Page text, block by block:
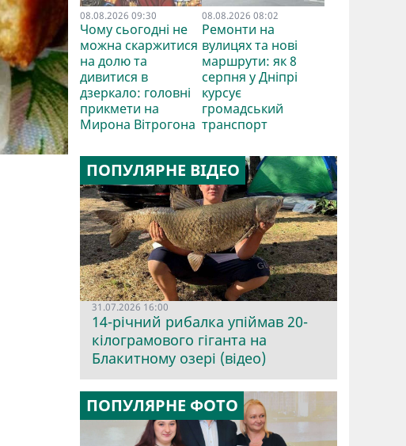
08.08.2026 09:30
Чому сьогодні не
можна скаржитися
на долю та
дивитися в
дзеркало: головні
прикмети на
Мирона Вітрогона
08.08.2026 08:02
Ремонти на
вулицях та нові
маршрути: як 8
серпня у Дніпрі
курсує
громадський
транспорт
ПОПУЛЯРНЕ ВІДЕО
31.07.2026 16:00
14-річний рибалка упіймав 20-
кілограмового гіганта на
Блакитному озері (відео)
ПОПУЛЯРНЕ ФОТО